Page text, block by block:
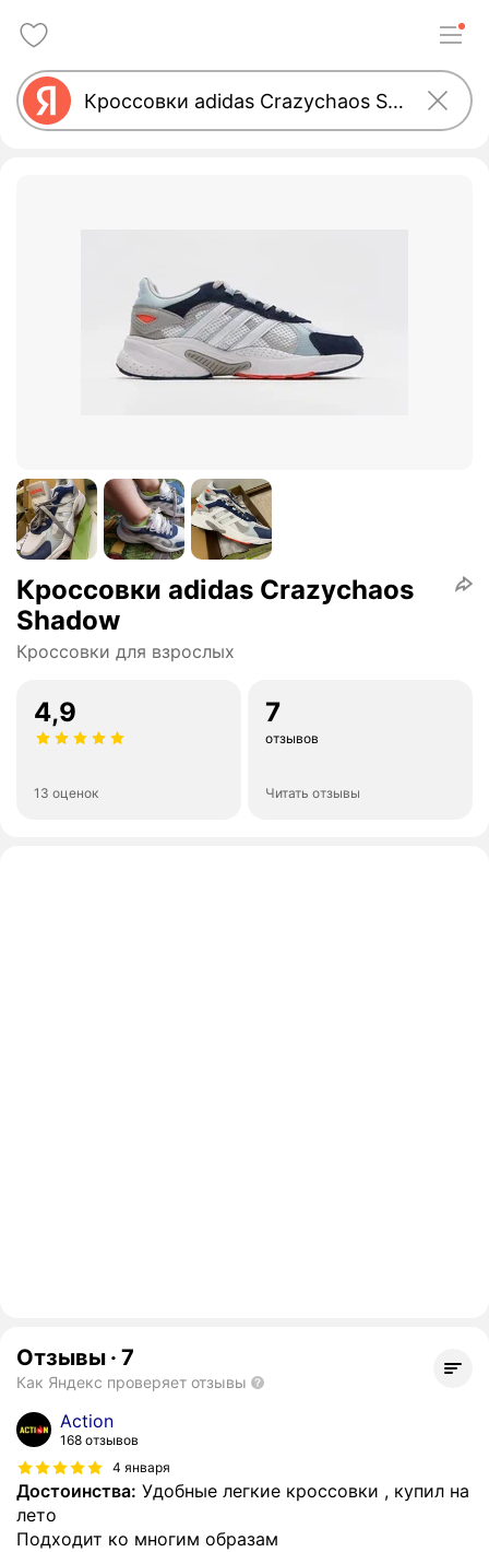
Кроссовки adidas Crazychaos
Shadow
Кроссовки для взрослых
4,9
13 оценок
7
отзывов
Читать отзывы
Отзывы · 7
Как Яндекс проверяет отзывы
Action
168 отзывов
4 января
Достоинства: Удобные легкие кроссовки , купил на
лето
Подходит ко многим образам